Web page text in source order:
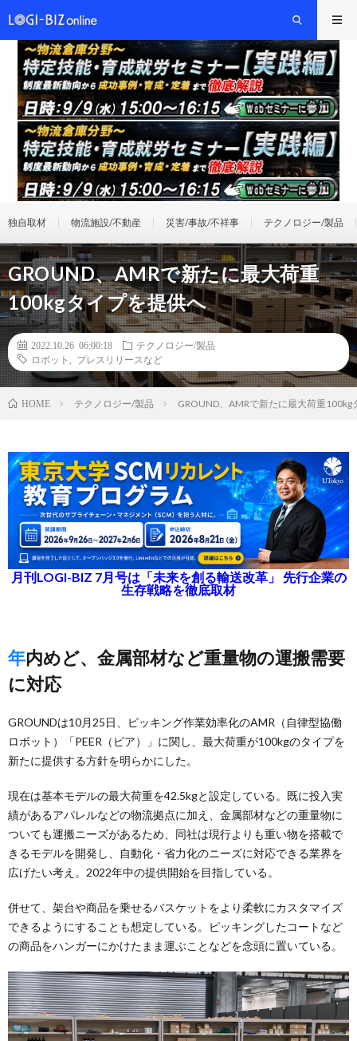
独自取材 物流施設/不動産 災害/事故/不祥事 テクノロジー/製品
GROUND、AMRで新たに最大荷重
100kgタイプを提供へ
2022.10.26 06:00:18
テクノロジー/製品
ロボット
プレスリリースなど
HOME テクノロジー/製品 GROUND、AMRで新たに最大荷重100kg
月刊LOGI-BIZ 7月号は「未来を創る輸送改革」 先行企業の
生存戦略を徹底取材
年内めど、金属部材など重量物の運搬需要
に対応
GROUNDは10月25日、ピッキング作業効率化のAMR（自律型協働
ロボット）「PEER（ピア）」に関し、最大荷重が100kgのタイプを
新たに提供する方針を明らかにした。
現在は基本モデルの最大荷重を42.5kgと設定している。既に投入実
績があるアパレルなどの物流拠点に加え、金属部材などの重量物に
ついても運搬ニーズがあるため、同社は現行よりも重い物を搭載で
きるモデルを開発し、自動化・省力化のニーズに対応できる業界を
広げたい考え。2022年中の提供開始を目指している。
併せて、架台や商品を乗せるバスケットをより柔軟にカスタマイズ
できるようにすることも想定している。ピッキングしたコートなど
の商品をハンガーにかけたまま運ぶことなどを念頭に置いている。